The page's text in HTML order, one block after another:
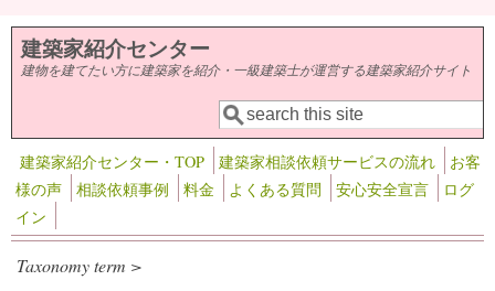
メインコンテンツに移動
建築家紹介センター
建物を建てたい方に建築家を紹介・一級建築士が運営する建築家紹介サイト
検索フォーム
検索
建築家紹介センター・TOP 建築家相談依頼サービスの流れ
お客
様の声
相談依頼事例 料金 よくある質問 安心安全宣言
ログ
イン
Taxonomy term >